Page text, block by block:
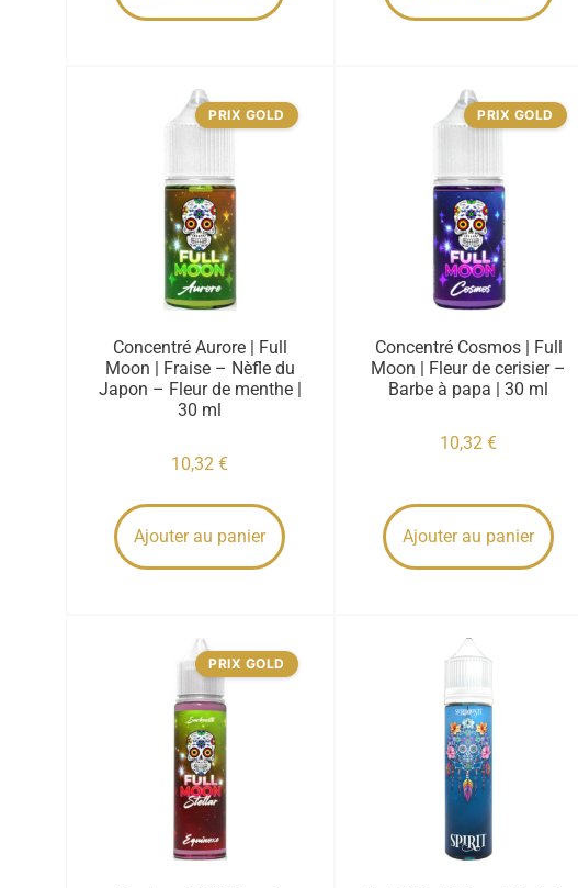
PRIX GOLD
Concentré Aurore | Full
Moon | Fraise – Nèfle du
Japon – Fleur de menthe |
30 ml
10,32€
Ajouter au panier
PRIX GOLD
Concentré Cosmos | Full
Moon | Fleur de cerisier –
Barbe à papa | 30 ml
10,32€
Ajouter au panier
PRIX GOLD